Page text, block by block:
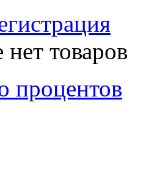
товаров
процентов